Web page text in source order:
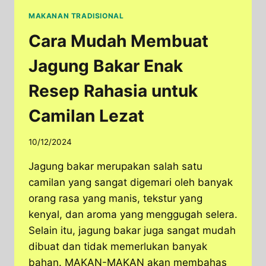
MAKANAN TRADISIONAL
Cara Mudah Membuat
Jagung Bakar Enak
Resep Rahasia untuk
Camilan Lezat
10/12/2024
Jagung bakar merupakan salah satu
camilan yang sangat digemari oleh banyak
orang rasa yang manis, tekstur yang
kenyal, dan aroma yang menggugah selera.
Selain itu, jagung bakar juga sangat mudah
dibuat dan tidak memerlukan banyak
bahan. MAKAN-MAKAN akan membahas